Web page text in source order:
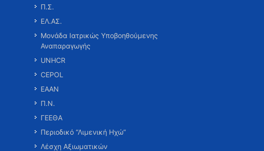
Π.Σ.
ΕΛ.ΑΣ.
Μονάδα Ιατρικώς Υποβοηθούμενης
Αναπαραγωγής
UNHCR
CEPOL
ΕΑΑΝ
Π.Ν.
ΓΕΕΘΑ
Περιοδικό “Λιμενική Ηχώ”
Λέσχη Αξιωματικών